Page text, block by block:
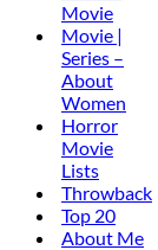
Movie
Movie |
Series –
About
Women
Horror
Movie
Lists
Throwback
Top 20
About Me